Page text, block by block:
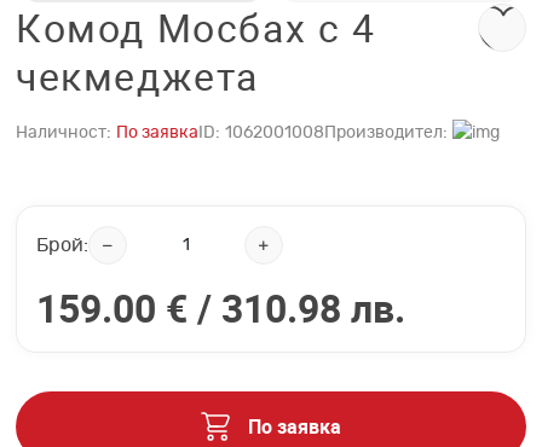
Комод Мосбах с 4
чекмеджета
Наличност: По заявка ID: 1062001008 Производител:
Брой:
159.00 € / 310.98 лв.
По заявка